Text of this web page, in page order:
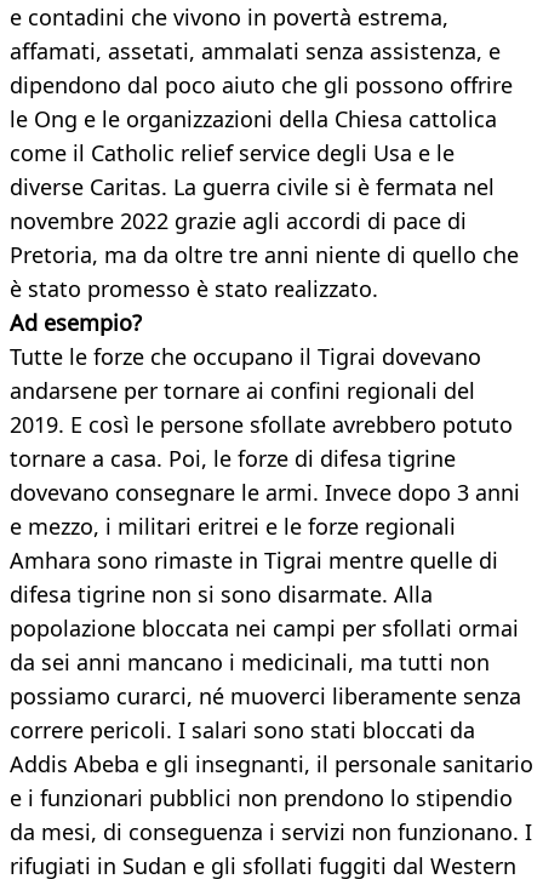
e contadini che vivono in povertà estrema,
affamati, assetati, ammalati senza assistenza, e
dipendono dal poco aiuto che gli possono offrire
le Ong e le organizzazioni della Chiesa cattolica
come il Catholic relief service degli Usa e le
diverse Caritas. La guerra civile si è fermata nel
novembre 2022 grazie agli accordi di pace di
Pretoria, ma da oltre tre anni niente di quello che
è stato promesso è stato realizzato.
Ad esempio?
Tutte le forze che occupano il Tigrai dovevano
andarsene per tornare ai confini regionali del
2019. E così le persone sfollate avrebbero potuto
tornare a casa. Poi, le forze di difesa tigrine
dovevano consegnare le armi. Invece dopo 3 anni
e mezzo, i militari eritrei e le forze regionali
Amhara sono rimaste in Tigrai mentre quelle di
difesa tigrine non si sono disarmate. Alla
popolazione bloccata nei campi per sfollati ormai
da sei anni mancano i medicinali, ma tutti non
possiamo curarci, né muoverci liberamente senza
correre pericoli. I salari sono stati bloccati da
Addis Abeba e gli insegnanti, il personale sanitario
e i funzionari pubblici non prendono lo stipendio
da mesi, di conseguenza i servizi non funzionano. I
rifugiati in Sudan e gli sfollati fuggiti dal Western